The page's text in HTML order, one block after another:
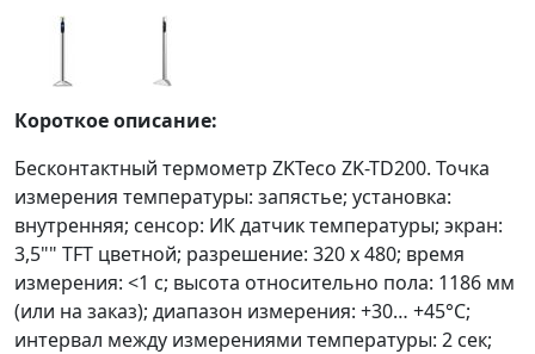
Короткое описание:
Бесконтактный термометр ZKTeco ZK-TD200. Точка
измерения температуры: запястье; установка:
внутренняя; сенсор: ИК датчик температуры; экран:
3,5"" TFT цветной; разрешение: 320 х 480; время
измерения: <1 с; высота относительно пола: 1186 мм
(или на заказ); диапазон измерения: +30… +45°C;
интервал между измерениями температуры: 2 сек;